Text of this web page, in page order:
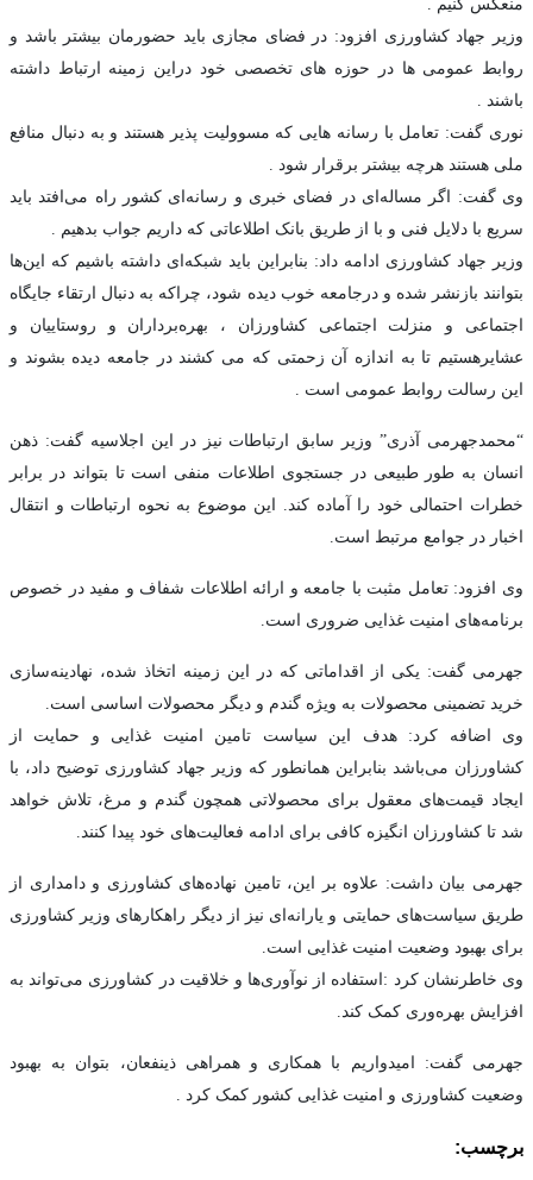
وزیر جهاد کشاورزی افزود: در فضای مجازی باید حضورمان بیشتر باشد و
روابط عمومی ها در حوزه های تخصصی خود دراین زمینه ارتباط داشته
باشند .
نوری گفت: تعامل با رسانه هایی که مسوولیت پذیر هستند و به دنبال منافع
ملی هستند هرچه بیشتر برقرار شود .
وی گفت: اگر مساله‌ای در فضای خبری و رسانه‌ای کشور راه می‌افتد باید
سریع با دلایل فنی و با از طریق بانک اطلاعاتی که داریم جواب بدهیم .
وزیر جهاد کشاورزی ادامه داد: بنابراین باید شبکه‌ای داشته باشیم که این‌ها
بتوانند بازنشر شده و درجامعه خوب دیده شود، چراکه به دنبال ارتقاء جایگاه
اجتماعی و منزلت اجتماعی کشاورزان ، بهره‌برداران و روستاییان و
عشایرهستیم تا به اندازه آن زحمتی که می کشند در جامعه دیده بشوند و
این رسالت روابط عمومی است .
“محمدجهرمی آذری” وزیر سابق ارتباطات نیز در این اجلاسیه گفت: ذهن
انسان به طور طبیعی در جستجوی اطلاعات منفی است تا بتواند در برابر
خطرات احتمالی خود را آماده کند. این موضوع به نحوه ارتباطات و انتقال
اخبار در جوامع مرتبط است.
وی افزود: تعامل مثبت با جامعه و ارائه اطلاعات شفاف و مفید در خصوص
برنامه‌های امنیت غذایی ضروری است.
جهرمی گفت: یکی از اقداماتی که در این زمینه اتخاذ شده، نهادینه‌سازی
خرید تضمینی محصولات به ویژه گندم و دیگر محصولات اساسی است.
وی اضافه کرد: هدف این سیاست تامین امنیت غذایی و حمایت از
کشاورزان می‌باشد بنابراین همانطور که وزیر جهاد کشاورزی توضیح داد، با
ایجاد قیمت‌های معقول برای محصولاتی همچون گندم و مرغ، تلاش خواهد
شد تا کشاورزان انگیزه کافی برای ادامه فعالیت‌های خود پیدا کنند.
جهرمی بیان داشت: علاوه بر این، تامین نهاده‌های کشاورزی و دامداری از
طریق سیاست‌های حمایتی و یارانه‌ای نیز از دیگر راهکارهای وزیر کشاورزی
برای بهبود وضعیت امنیت غذایی است.
وی خاطرنشان کرد :استفاده از نوآوری‌ها و خلاقیت در کشاورزی می‌تواند به
افزایش بهره‌وری کمک کند.
جهرمی گفت: امیدواریم با همکاری و همراهی ذینفعان، بتوان به بهبود
وضعیت کشاورزی و امنیت غذایی کشور کمک کرد .
برچسب: